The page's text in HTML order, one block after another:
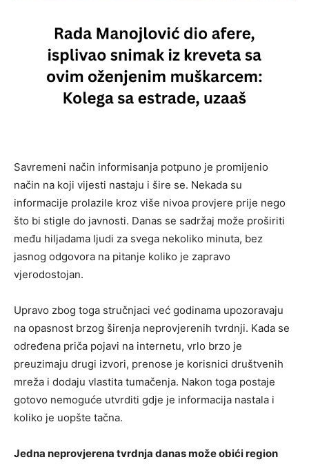
Savremeni način informisanja potpuno je promijenio
način na koji vijesti nastaju i šire se. Nekada su
informacije prolazile kroz više nivoa provjere prije nego
što bi stigle do javnosti. Danas se sadržaj može proširiti
među hiljadama ljudi za svega nekoliko minuta, bez
jasnog odgovora na pitanje koliko je zapravo
vjerodostojan.
Upravo zbog toga stručnjaci već godinama upozoravaju
na opasnost brzog širenja neprovjerenih tvrdnji. Kada se
određena priča pojavi na internetu, vrlo brzo je
preuzimaju drugi izvori, prenose je korisnici društvenih
mreža i dodaju vlastita tumačenja. Nakon toga postaje
gotovo nemoguće utvrditi gdje je informacija nastala i
koliko je uopšte tačna.
Jedna neprovjerena tvrdnja danas može obići region